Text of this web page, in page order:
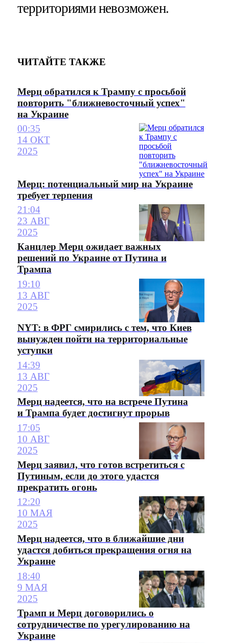
территориями невозможен.
ЧИТАЙТЕ ТАКЖЕ
Мерц обратился к Трампу с просьбой
повторить "ближневосточный успех"
на Украине
00:35
14 ОКТ
2025
Мерц: потенциальный мир на Украине
требует терпения
21:04
23 АВГ
2025
Канцлер Мерц ожидает важных
решений по Украине от Путина и
Трампа
19:10
13 АВГ
2025
NYT: в ФРГ смирились с тем, что Киев
вынужден пойти на территориальные
уступки
14:39
13 АВГ
2025
Мерц надеется, что на встрече Путина
и Трампа будет достигнут прорыв
17:05
10 АВГ
2025
Мерц заявил, что готов встретиться с
Путиным, если до этого удастся
прекратить огонь
12:20
10 МАЯ
2025
Мерц надеется, что в ближайшие дни
удастся добиться прекращения огня на
Украине
18:40
9 МАЯ
2025
Трамп и Мерц договорились о
сотрудничестве по урегулированию на
Украине